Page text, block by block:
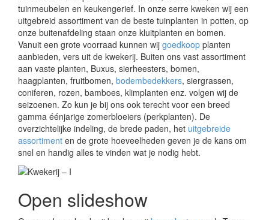
tuinmeubelen en keukengerief. In onze serre kweken wij een
uitgebreid assortiment van de beste tuinplanten in potten, op
onze buitenafdeling staan onze kluitplanten en bomen.
Vanuit een grote voorraad kunnen wij goedkoop planten
aanbieden, vers uit de kwekerij. Buiten ons vast assortiment
aan vaste planten, Buxus, sierheesters, bomen,
haagplanten, fruitbomen, bodembedekkers, siergrassen,
coniferen, rozen, bamboes, klimplanten enz. volgen wij de
seizoenen. Zo kun je bij ons ook terecht voor een breed
gamma éénjarige zomerbloeiers (perkplanten). De
overzichtelijke indeling, de brede paden, het uitgebreide
assortiment en de grote hoeveelheden geven je de kans om
snel en handig alles te vinden wat je nodig hebt.
Open slideshow